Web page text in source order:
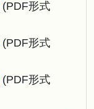
(PDF形式
(PDF形式
(PDF形式